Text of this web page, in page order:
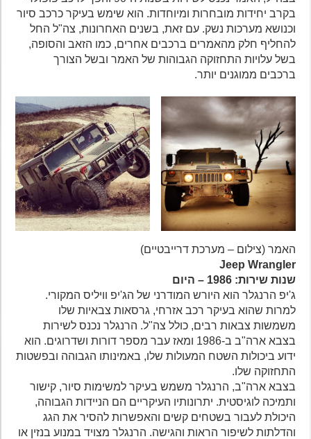
בקרב יחידות מובחרות ומיוחדות. הוא שימש בעיקר כרכב סיור
וכנושא מערכות נשק. עם זאת, בשנים האחרונות, צה"ל החל
להחליף חלק מהאמרים ברכבים אחרים, כמו הזאב והסופה,
בשל עלויות התחזוקה הגבוהות של האמר ובשל הצורך
ברכבים ממוגנים יותר.
האמר (צילום – מערכת דרייבטיים)
Jeep Wrangler
שנות שירות: 1986 – היום
ג'יפ הרנגלר הוא היורש המודרני של הג'יפ וויליס המקורי.
למרות שהוא בעיקר רכב אזרחי, גרסאות צבאיות שלו
משמשות צבאות רבים, כולל צה"ל. הרנגלר נכנס לשירות
בצבא ארה"ב ב-1986 ומאז עבר מספר דורות ושדרוגים. הוא
ידוע ביכולות השטח המעולות שלו, באמינותו הגבוהה ובפשטות
התחזוקה שלו.
בצבא ארה"ב, הרנגלר משמש בעיקר למשימות סיור, קישור
ותמיכה לוגיסטית. יתרונותיו העיקריים הם הניידות הגבוהה,
היכולת לעבור בשטחים קשים והאפשרות להסיר את הגג
והדלתות לשיפור הראות והגישה. הרנגלר מצויד במנוע בנזין או